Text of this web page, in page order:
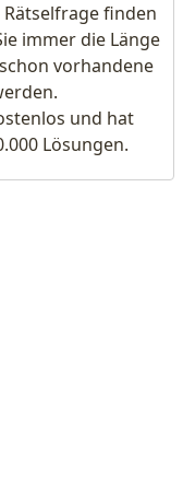
finden
immer die Länge
vorhandene
und hat
Lösungen.